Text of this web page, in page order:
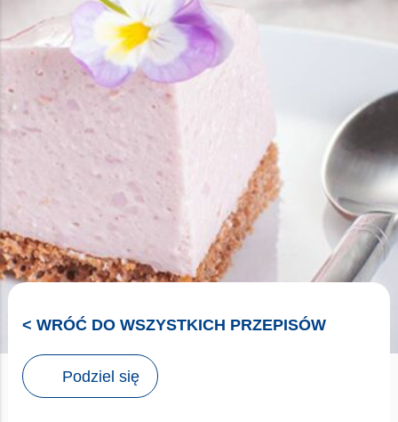
< WRÓĆ DO WSZYSTKICH PRZEPISÓW
Podziel się